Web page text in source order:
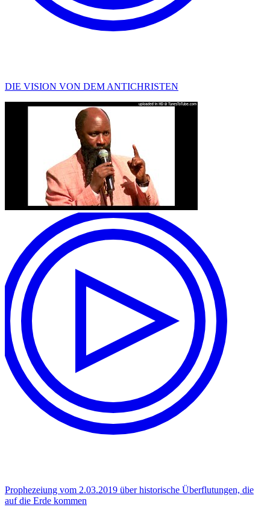
DIE VISION VON DEM ANTICHRISTEN
Prophezeiung vom 2.03.2019 über historische Überflutungen, die
auf die Erde kommen